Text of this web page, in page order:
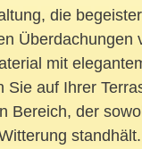
die
Überdachungen
mit
Sie auf Ihrer
Bereich, der